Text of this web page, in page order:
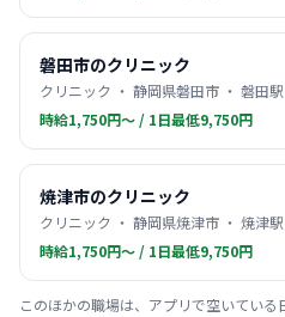
磐田市のクリニック
クリニック ・ 静岡県磐田市 ・ 磐田駅
時給1,750円〜 / 1日最低9,750円
焼津市のクリニック
クリニック ・ 静岡県焼津市 ・ 焼津駅
時給1,750円〜 / 1日最低9,750円
このほかの職場は、アプリで空いている